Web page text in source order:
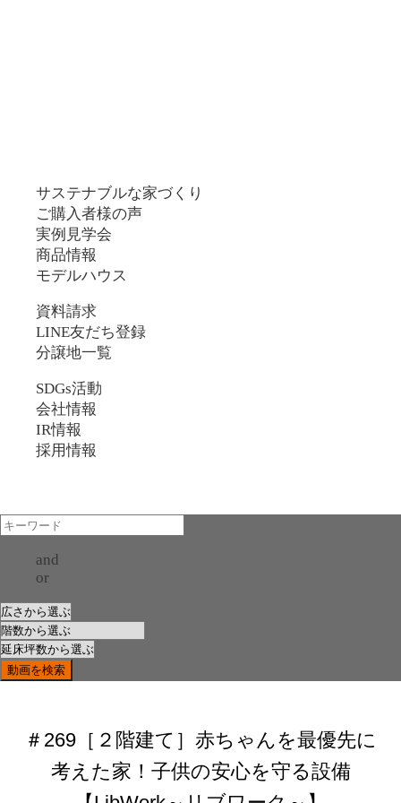
サステナブルな家づくり
ご購入者様の声
実例見学会
商品情報
モデルハウス
資料請求
LINE友だち登録
分譲地一覧
SDGs活動
会社情報
IR情報
採用情報
and
or
＃269［２階建て］赤ちゃんを最優先に
考えた家！子供の安心を守る設備